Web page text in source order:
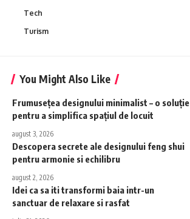
Tech
Turism
You Might Also Like
Frumusețea designului minimalist – o soluție
pentru a simplifica spațiul de locuit
august 3, 2026
Descopera secrete ale designului feng shui
pentru armonie si echilibru
august 2, 2026
Idei ca sa iti transformi baia intr-un
sanctuar de relaxare si rasfat